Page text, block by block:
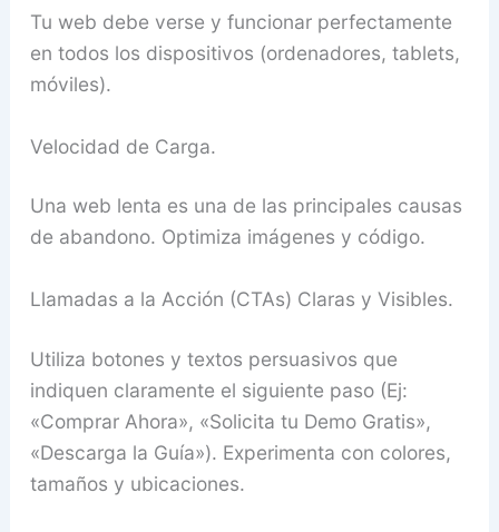
Tu web debe verse y funcionar perfectamente
en todos los dispositivos (ordenadores, tablets,
móviles).
Velocidad de Carga.
Una web lenta es una de las principales causas
de abandono. Optimiza imágenes y código.
Llamadas a la Acción (CTAs) Claras y Visibles.
Utiliza botones y textos persuasivos que
indiquen claramente el siguiente paso (Ej:
«Comprar Ahora», «Solicita tu Demo Gratis»,
«Descarga la Guía»). Experimenta con colores,
tamaños y ubicaciones.